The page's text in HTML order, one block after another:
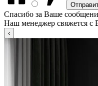
Спасибо за Ваше
Наш менеджер свяжется с